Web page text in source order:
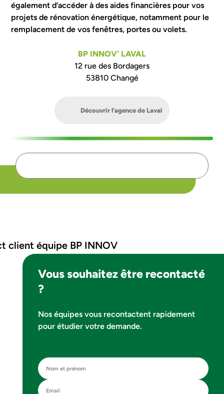
également d’accéder à des aides financières pour vos
projets de rénovation énergétique, notamment pour le
remplacement de vos fenêtres, portes ou volets.
BP INNOV' LAVAL
12 rue des Bordagers
53810 Changé
Découvrir l'agence de Laval
Vous souhaitez être recontacté
?
Nos équipes vous recontactent rapidement
pour étudier votre demande.